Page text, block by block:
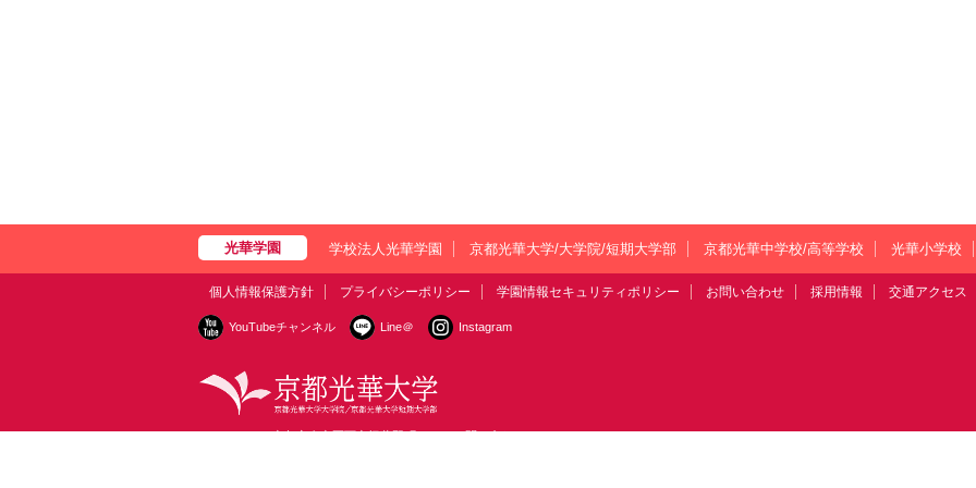
学校法人光華学園 京都光華大学/大学院/短期大学部 京都光華中学校/高等学校 光華小学校
個人情報保護方針 プライバシーポリシー 学園情報セキュリティポリシー お問い合わせ 採用情報 交通アクセス
YouTubeチャンネル Line＠ Instagram